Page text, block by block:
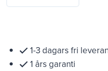
1-3 dagars fri
1 års garanti